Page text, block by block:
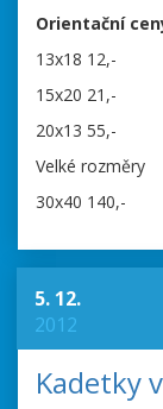
Orientační
13x18 12,-
15x20 21,-
20x13 55,-
Velké rozměry
30x40 140,-
5. 12.
2012
Kadetky